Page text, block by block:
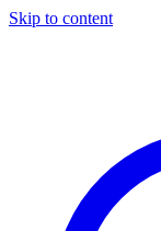
Skip to content